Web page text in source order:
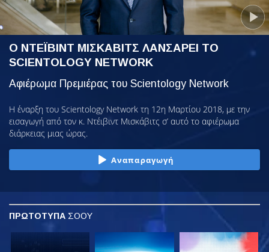
Ο ΝΤΕΪΒΙΝΤ ΜΙΣΚΑΒΙΤΣ ΛΑΝΣΑΡΕΙ ΤΟ
SCIENTOLOGY NETWORK
Αφιέρωμα Πρεμιέρας του Scientology Network
Η έναρξη του Scientology Network τη 12η Μαρτίου 2018, με την
εισαγωγή από τον κ. Ντέιβιντ Μισκάβιτς σ’ αυτό το αφιέρωμα
διάρκειας μιας ώρας.
Αναπαραγωγή
ΠΡΩΤΟΤΥΠΑ ΣΟΟΥ